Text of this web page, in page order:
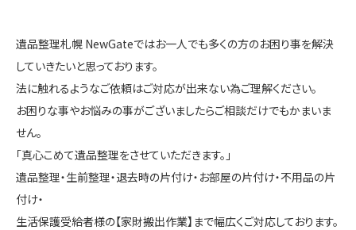
遺品整理札幌 NewGateではお一人でも多くの方のお困り事を解決
していきたいと思っております。
法に触れるようなご依頼はご対応が出来ない為ご理解ください。
お困りな事やお悩みの事がございましたらご相談だけでもかまいま
せん。
「真心こめて遺品整理をさせていただきます。」
遺品整理・生前整理・退去時の片付け・お部屋の片付け・不用品の片
付け・
生活保護受給者様の【家財搬出作業】まで幅広くご対応しております。